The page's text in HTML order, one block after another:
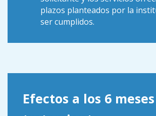
plazos planteados por la
ser cumplidos.
Efectos a los 6